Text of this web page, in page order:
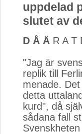
uppdelad
slutet av
D Å Ä R A T
"Jag är
replik till
menade.
detta
kurd", då
sådana fall